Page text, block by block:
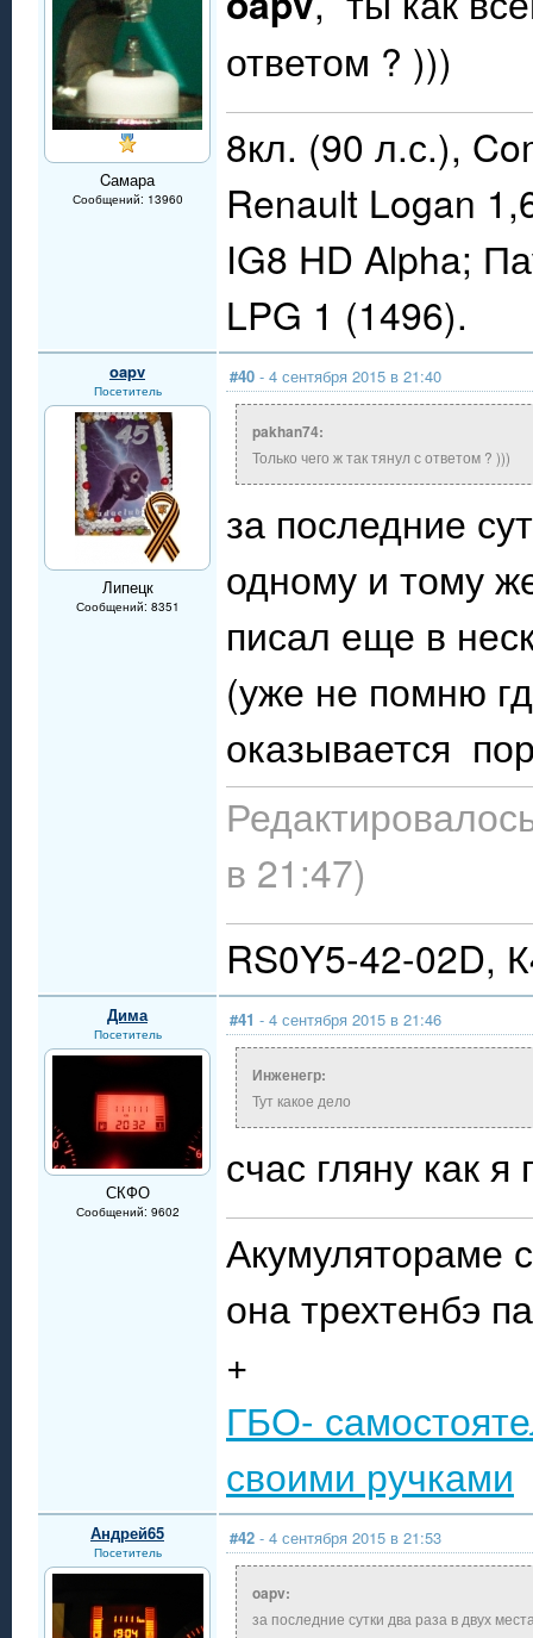
Cамара
Сообщений: 13960
ответом ? )))
8кл. (90 л.с.),
Renault Logan
IG8 HD Alpha;
LPG 1 (1496).
oapv
Посетитель
Липецк
Сообщений: 8351
#40 - 4 сентября 2015 в 21:40
pakhan74:
Только чего ж так тянул с ответом ? )))
за последние
одному и тому
писал еще в
(уже не помню
оказывается
в 21:47)
RS0Y5-42-02D,
Дима
Посетитель
СКФО
Сообщений: 9602
#41 - 4 сентября 2015 в 21:46
Инженегр:
Тут какое дело
счас гляну как
Акумулятораме
она трехтенбэ
+
ГБО-
своими ручками
Андрей65
Посетитель
#42 - 4 сентября 2015 в 21:53
oapv:
за последние сутки два раза в двух